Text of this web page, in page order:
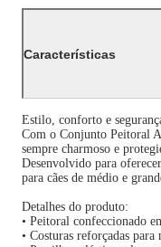
Características
Estilo, conforto e
Com o Conjunto Peitoral
sempre charmoso e
Desenvolvido para
para cães de médio e
Detalhes do produto:
• Peitoral confeccionado
• Costuras reforçadas